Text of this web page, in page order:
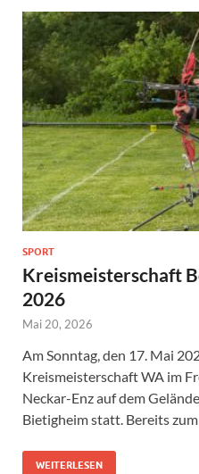
SPORT
Kreismeisterschaft
2026
Mai 20, 2026
Am Sonntag, den 17. Mai
Kreismeisterschaft WA im
Neckar-Enz auf dem
Bietigheim statt. Bereits
WEITERLESEN